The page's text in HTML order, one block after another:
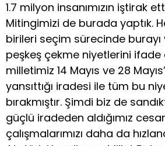
1.7 milyon insanımızın iştirak
Mitingimizi de burada yaptık.
birileri seçim sürecinde burayı
peşkeş çekme niyetlerini
milletimiz 14 Mayıs ve 28
yansıttığı iradesi ile tüm bu
bırakmıştır. Şimdi biz de
güçlü iradeden aldığımız
çalışmalarımızı daha da